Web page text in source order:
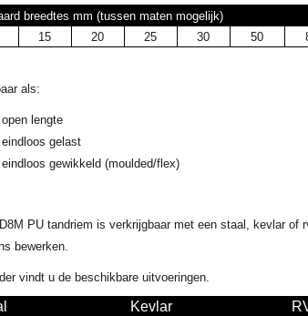
breedtes mm (tussen maten mogelijk)
15
20 25 30 50
als:
open lengte
eindloos gelast
eindloos gewikkeld (moulded/flex)
PU tandriem is verkrijgbaar met een staal, kevlar of
bewerken.
vindt u de beschikbare uitvoeringen.
Kevlar